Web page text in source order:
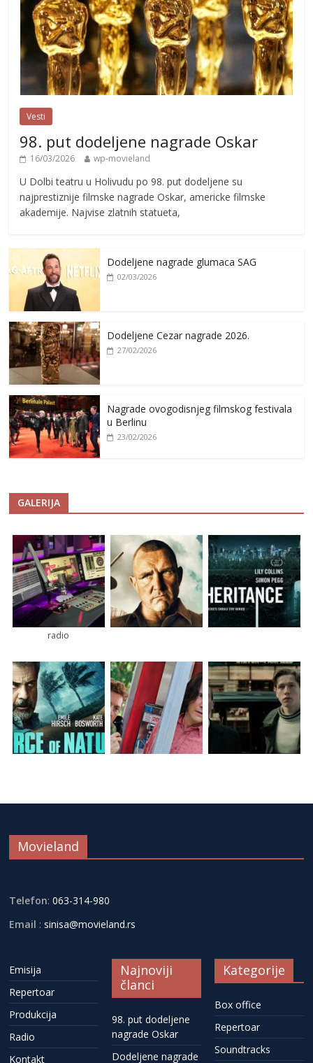
Vesti
98. put dodeljene nagrade Oskar
16/03/2026 wp-movieland
U Dolbi teatru u Holivudu po 98. put dodeljene su
najprestiznije filmske nagrade Oskar, americke filmske
akademije. Najvise zlatnih statueta,
Dodeljene nagrade glumaca SAG
02/03/2026
Dodeljene Cezar nagrade 2026.
27/02/2026
Nagrade ovogodisnjeg filmskog festivala
u Berlinu
23/02/2026
GALERIJA
radio
Movieland
Telefon: 063-314-980
Email : sinisa@movieland.rs
Emisija
Repertoar
Produkcija
Radio
Kontakt
Najnoviji
članci
98. put dodeljene
nagrade Oskar
Dodeljene nagrade
Kategorije
Box office
Repertoar
Soundtracks